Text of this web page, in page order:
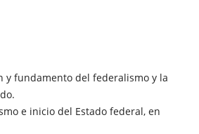
y fundamento del federalismo y la
e inicio del Estado federal, en